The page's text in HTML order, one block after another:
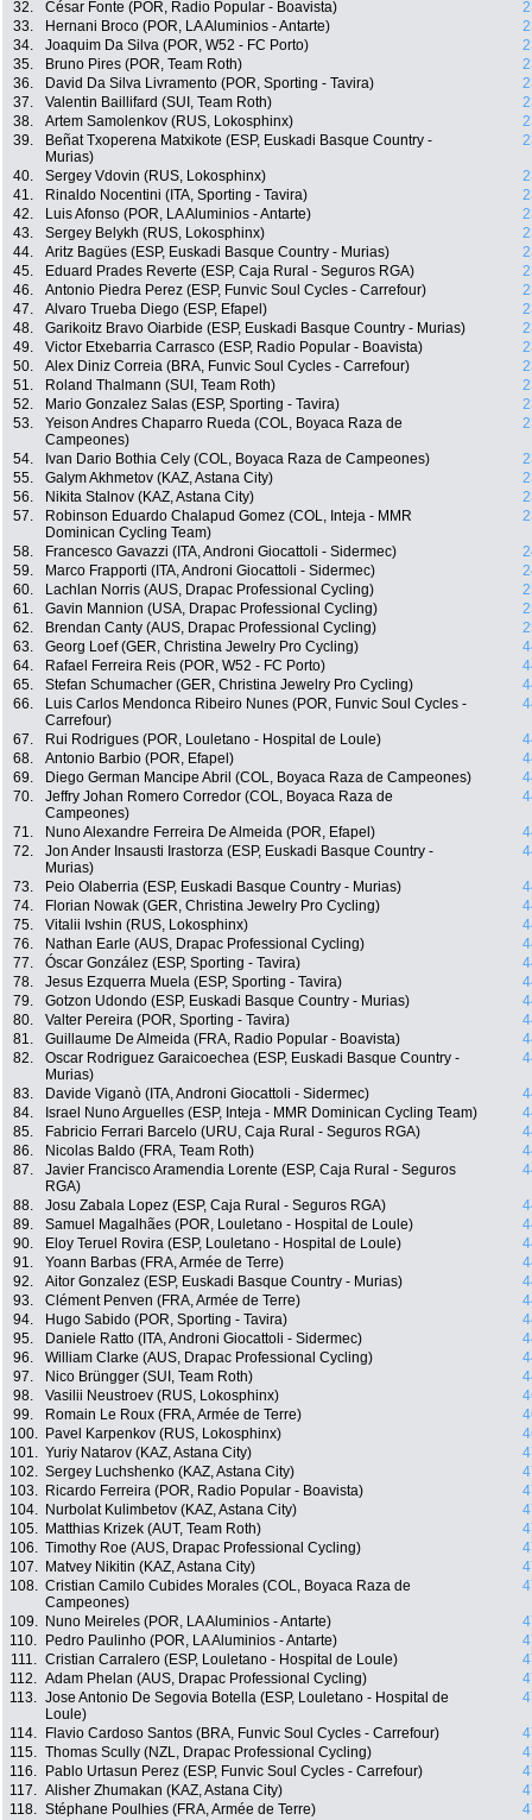
32.
César Fonte (POR, Radio Popular - Boavista)
33.
Hernani Broco (POR, LA Aluminios - Antarte)
34.
Joaquim Da Silva (POR, W52 - FC Porto)
35.
Bruno Pires (POR, Team Roth)
36.
David Da Silva Livramento (POR, Sporting - Tavira)
37.
Valentin Baillifard (SUI, Team Roth)
38.
Artem Samolenkov (RUS, Lokosphinx)
39.
Beñat Txoperena Matxikote (ESP, Euskadi Basque Country -
Murias)
40. Sergey Vdovin (RUS, Lokosphinx)
41.
Rinaldo Nocentini (ITA, Sporting - Tavira)
42.
Luis Afonso (POR, LA Aluminios - Antarte)
43.
Sergey Belykh (RUS, Lokosphinx)
44.
Aritz Bagües (ESP, Euskadi Basque Country - Murias)
45.
Eduard Prades Reverte (ESP, Caja Rural - Seguros RGA)
46.
Antonio Piedra Perez (ESP, Funvic Soul Cycles - Carrefour)
47.
Alvaro Trueba Diego (ESP, Efapel)
48.
Garikoitz Bravo Oiarbide (ESP, Euskadi Basque Country - Murias)
49.
Victor Etxebarria Carrasco (ESP, Radio Popular - Boavista)
50.
Alex Diniz Correia (BRA, Funvic Soul Cycles - Carrefour)
51.
Roland Thalmann (SUI, Team Roth)
52.
Mario Gonzalez Salas (ESP, Sporting - Tavira)
53.
Yeison Andres Chaparro Rueda (COL, Boyaca Raza de
Campeones)
54. Ivan Dario Bothia Cely (COL, Boyaca Raza de Campeones)
55.
Galym Akhmetov (KAZ, Astana City)
56.
Nikita Stalnov (KAZ, Astana City)
57.
Robinson Eduardo Chalapud Gomez (COL, Inteja - MMR
Dominican Cycling Team)
58. Francesco Gavazzi (ITA, Androni Giocattoli - Sidermec)
59.
Marco Frapporti (ITA, Androni Giocattoli - Sidermec)
60.
Lachlan Norris (AUS, Drapac Professional Cycling)
61.
Gavin Mannion (USA, Drapac Professional Cycling)
62.
Brendan Canty (AUS, Drapac Professional Cycling)
63.
Georg Loef (GER, Christina Jewelry Pro Cycling)
64.
Rafael Ferreira Reis (POR, W52 - FC Porto)
65.
Stefan Schumacher (GER, Christina Jewelry Pro Cycling)
66.
Luis Carlos Mendonca Ribeiro Nunes (POR, Funvic Soul Cycles -
Carrefour)
67. Rui Rodrigues (POR, Louletano - Hospital de Loule)
68.
Antonio Barbio (POR, Efapel)
69.
Diego German Mancipe Abril (COL, Boyaca Raza de Campeones)
70.
Jeffry Johan Romero Corredor (COL, Boyaca Raza de
Campeones)
71. Nuno Alexandre Ferreira De Almeida (POR, Efapel)
72.
Jon Ander Insausti Irastorza (ESP, Euskadi Basque Country -
Murias)
73. Peio Olaberria (ESP, Euskadi Basque Country - Murias)
74.
Florian Nowak (GER, Christina Jewelry Pro Cycling)
75.
Vitalii Ivshin (RUS, Lokosphinx)
76.
Nathan Earle (AUS, Drapac Professional Cycling)
77.
Óscar González (ESP, Sporting - Tavira)
78.
Jesus Ezquerra Muela (ESP, Sporting - Tavira)
79.
Gotzon Udondo (ESP, Euskadi Basque Country - Murias)
80.
Valter Pereira (POR, Sporting - Tavira)
81.
Guillaume De Almeida (FRA, Radio Popular - Boavista)
82.
Oscar Rodriguez Garaicoechea (ESP, Euskadi Basque Country -
Murias)
83. Davide Viganò (ITA, Androni Giocattoli - Sidermec)
84.
Israel Nuno Arguelles (ESP, Inteja - MMR Dominican Cycling Team)
85.
Fabricio Ferrari Barcelo (URU, Caja Rural - Seguros RGA)
86.
Nicolas Baldo (FRA, Team Roth)
87.
Javier Francisco Aramendia Lorente (ESP, Caja Rural - Seguros
RGA)
88. Josu Zabala Lopez (ESP, Caja Rural - Seguros RGA)
89.
Samuel Magalhães (POR, Louletano - Hospital de Loule)
90.
Eloy Teruel Rovira (ESP, Louletano - Hospital de Loule)
91.
Yoann Barbas (FRA, Armée de Terre)
92.
Aitor Gonzalez (ESP, Euskadi Basque Country - Murias)
93.
Clément Penven (FRA, Armée de Terre)
94.
Hugo Sabido (POR, Sporting - Tavira)
95.
Daniele Ratto (ITA, Androni Giocattoli - Sidermec)
96.
William Clarke (AUS, Drapac Professional Cycling)
97.
Nico Brüngger (SUI, Team Roth)
98.
Vasilii Neustroev (RUS, Lokosphinx)
99.
Romain Le Roux (FRA, Armée de Terre)
100.
Pavel Karpenkov (RUS, Lokosphinx)
101. Yuriy Natarov (KAZ, Astana City)
102. Sergey Luchshenko (KAZ, Astana City)
103.
Ricardo Ferreira (POR, Radio Popular - Boavista)
104.
Nurbolat Kulimbetov (KAZ, Astana City)
105.
Matthias Krizek (AUT, Team Roth)
106. Timothy Roe (AUS, Drapac Professional Cycling)
107.
Matvey Nikitin (KAZ, Astana City)
108. Cristian Camilo Cubides Morales (COL, Boyaca Raza de
Campeones)
109. Nuno Meireles (POR, LA Aluminios - Antarte)
110.
Pedro Paulinho (POR, LA Aluminios - Antarte)
111. Cristian Carralero (ESP, Louletano - Hospital de Loule)
112. Adam Phelan (AUS, Drapac Professional Cycling)
113. Jose Antonio De Segovia Botella (ESP, Louletano - Hospital de
Loule)
114. Flavio Cardoso Santos (BRA, Funvic Soul Cycles - Carrefour)
115. Thomas Scully (NZL, Drapac Professional Cycling)
116.
Pablo Urtasun Perez (ESP, Funvic Soul Cycles - Carrefour)
117. Alisher Zhumakan (KAZ, Astana City)
118. Stéphane Poulhies (FRA, Armée de Terre)